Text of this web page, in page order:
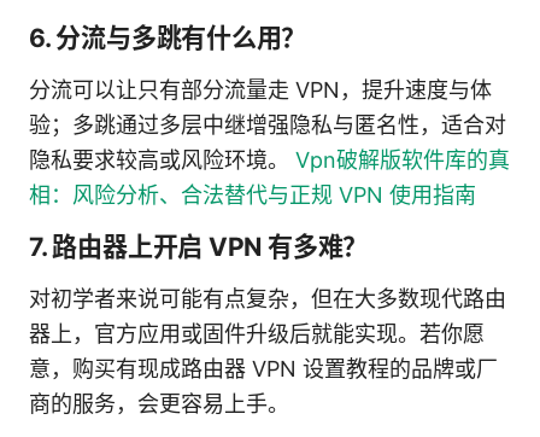
6. 分流与多跳有什么用？
分流可以让只有部分流量走 VPN，提升速度与体
验；多跳通过多层中继增强隐私与匿名性，适合对
隐私要求较高或风险环境。 Vpn破解版软件库的真
相：风险分析、合法替代与正规 VPN 使用指南
7. 路由器上开启 VPN 有多难？
对初学者来说可能有点复杂，但在大多数现代路由
器上，官方应用或固件升级后就能实现。若你愿
意，购买有现成路由器 VPN 设置教程的品牌或厂
商的服务，会更容易上手。